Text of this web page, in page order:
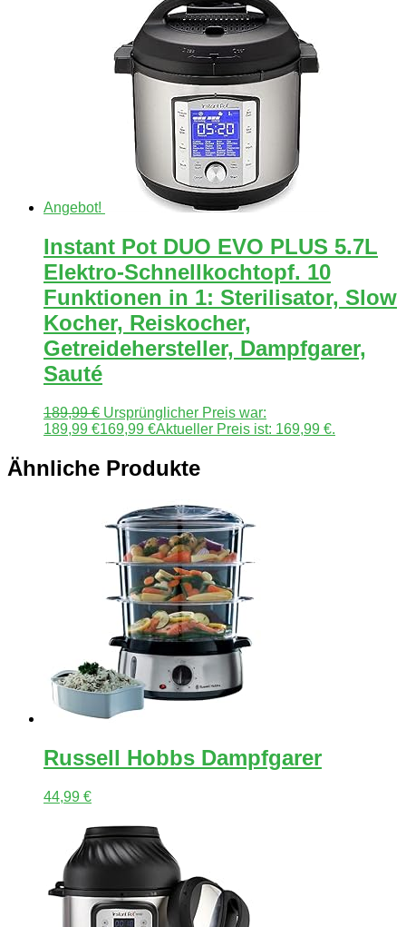
Angebot!
Instant Pot DUO EVO PLUS 5.7L
Elektro-Schnellkochtopf. 10
Funktionen in 1: Sterilisator, Slow
Kocher, Reiskocher,
Getreidehersteller, Dampfgarer,
Sauté
189,99€ Ursprünglicher Preis war:
189,99 €169,99 €Aktueller Preis ist: 169,99 €.
Ähnliche Produkte
Russell Hobbs Dampfgarer
44,99 €